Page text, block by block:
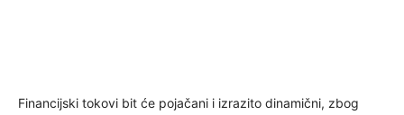
Financijski tokovi bit će pojačani i izrazito dinamični, zbog